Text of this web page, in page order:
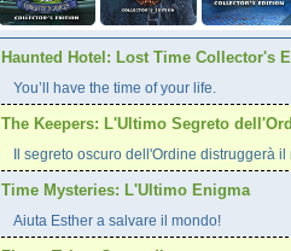
Haunted Hotel: Lost Time Collector's
You’ll have the time of your life.
The Keepers: L'Ultimo Segreto
Il segreto oscuro dell'Ordine distruggerà
Time Mysteries: L'Ultimo Enigma
Aiuta Esther a salvare il mondo!